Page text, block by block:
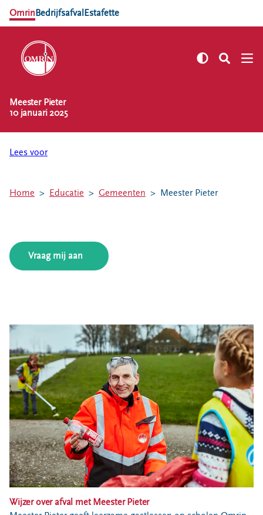
OmrinBedrijfsafval Estafette
NL EN
Zelf regelen
Afvalkalender
Afval aanmelden
Bouwcontainer huren
Ontdek Omrin
Over Omrin
Hier werken we aan
Ecopark De Wierde
Reststoffen Energie Centrale
Projecten
Contact
Storing, klacht of vraag
Klantenservice SYP
Pers
Meester Pieter
10 januari 2025
Lees voor
Home Educatie Gemeenten Meester Pieter
Vraag mij aan
Wijzer over afval met Meester Pieter